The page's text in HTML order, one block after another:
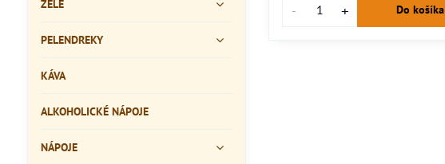
Do košíka
ŽELÉ
PELENDREKY
KÁVA
ALKOHOLICKÉ NÁPOJE
NÁPOJE